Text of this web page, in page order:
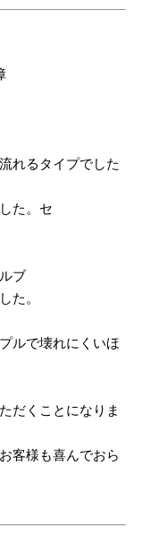
れるタイプでした
た。セ
ブ
た。
ルで壊れにくいほ
だくことになりま
客様も喜んでおら